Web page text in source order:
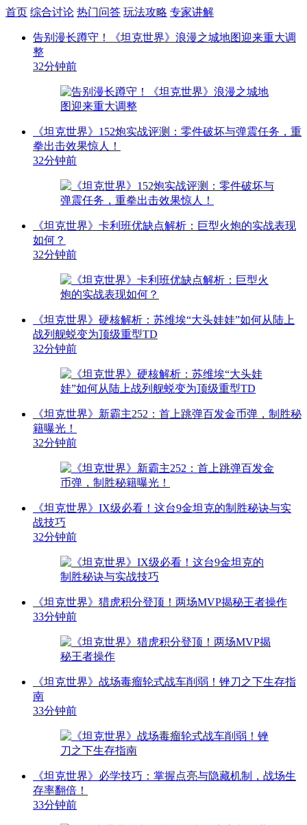
首页 综合讨论 热门问答 玩法攻略 专家讲解
告别漫长蹲守！《坦克世界》浪漫之城地图迎来重大调
整
32分钟前
《坦克世界》152炮实战评测：零件破坏与弹震任务，重
拳出击效果惊人！
32分钟前
《坦克世界》卡利班优缺点解析：巨型火炮的实战表现
如何？
32分钟前
《坦克世界》硬核解析：苏维埃“大头娃娃”如何从陆上
战列舰蜕变为顶级重型TD
32分钟前
《坦克世界》新霸主252：首上跳弹百发金币弹，制胜秘
籍曝光！
32分钟前
《坦克世界》IX级必看！这台9金坦克的制胜秘诀与实
战技巧
32分钟前
《坦克世界》猎虎积分登顶！两场MVP揭秘王者操作
33分钟前
《坦克世界》战场毒瘤轮式战车削弱！锉刀之下生存指
南
33分钟前
《坦克世界》必学技巧：掌握点亮与隐藏机制，战场生
存率翻倍！
33分钟前